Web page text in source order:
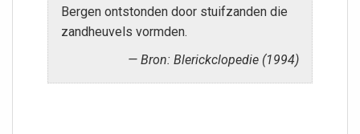
Bergen ontstonden door stuifzanden die
zandheuvels vormden.
Bron: Blerickclopedie (1994)